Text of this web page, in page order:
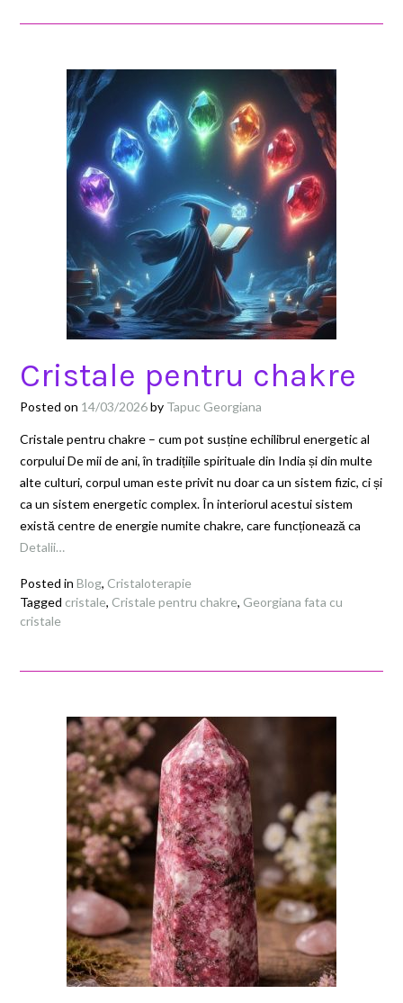
Cristale pentru chakre
Posted on 14/03/2026by Tapuc Georgiana
Cristale pentru chakre – cum pot susține echilibrul energetic al
corpului De mii de ani, în tradițiile spirituale din India și din multe
alte culturi, corpul uman este privit nu doar ca un sistem fizic, ci și
ca un sistem energetic complex. În interiorul acestui sistem
există centre de energie numite chakre, care funcționează ca
Detalii…
Posted in Blog, Cristaloterapie
Tagged cristale, Cristale pentru chakre, Georgiana fata cu
cristale